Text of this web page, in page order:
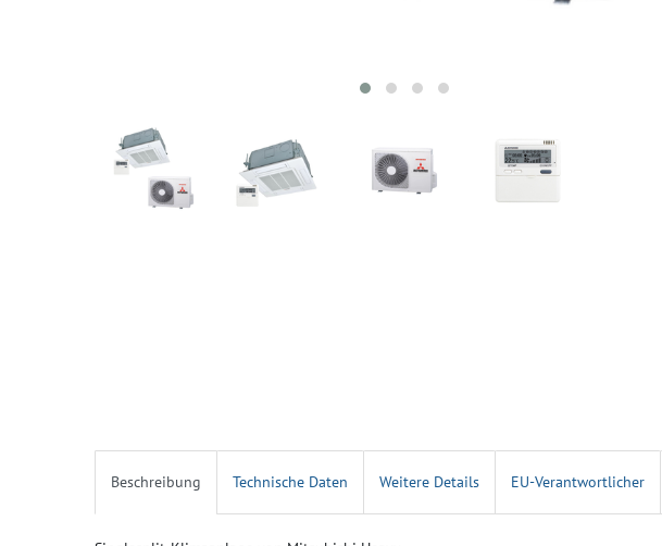
Beschreibung Technische Daten Weitere Details EU-Verantwortlicher